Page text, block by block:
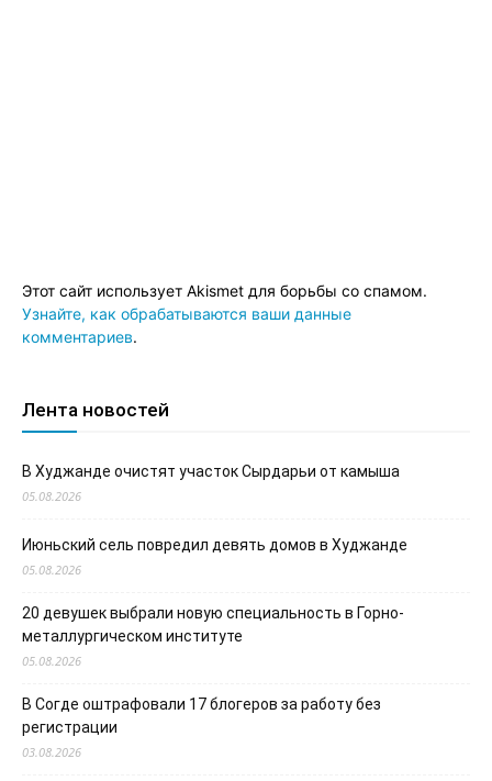
Этот сайт использует Akismet для борьбы со спамом.
Узнайте, как обрабатываются ваши данные
комментариев.
Лента новостей
В Худжанде очистят участок Сырдарьи от камыша
05.08.2026
Июньский сель повредил девять домов в Худжанде
05.08.2026
20 девушек выбрали новую специальность в Горно-
металлургическом институте
05.08.2026
В Согде оштрафовали 17 блогеров за работу без
регистрации
03.08.2026